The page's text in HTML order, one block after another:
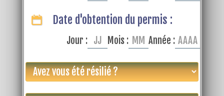
Date d'obtention du permis :
Jour : Mois : Année :